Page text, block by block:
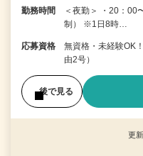
勤務時間
＜夜勤＞ ・20：00
制） ※1日8時…
応募資格
無資格・未経験OK
由2号）
後で見る
更